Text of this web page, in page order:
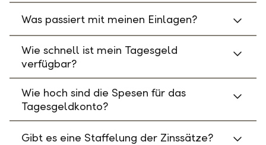
Was passiert mit meinen Einlagen?
Wie schnell ist mein Tagesgeld
verfügbar?
Wie hoch sind die Spesen für das
Tagesgeldkonto?
Gibt es eine Staffelung der Zinssätze?